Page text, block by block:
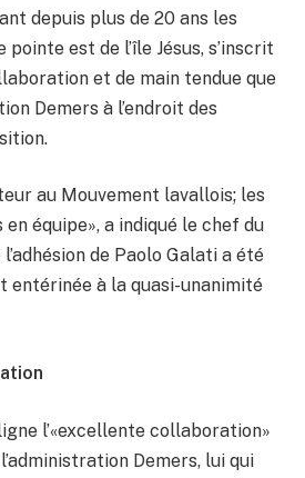
depuis plus de 20 ans les
pointe est de l’île Jésus, s’inscrit
et de main tendue que
Demers à l’endroit des
au Mouvement lavallois; les
équipe», a indiqué le chef du
de Paolo Galati a été
entérinée à la quasi-unanimité
l’«excellente collaboration»
Demers, lui qui